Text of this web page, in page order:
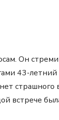
Он
43-летний
страшного
встрече